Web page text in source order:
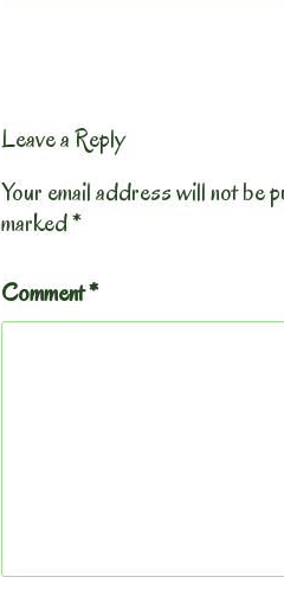
Leave a Reply
Your email address will not be
marked*
Comment*